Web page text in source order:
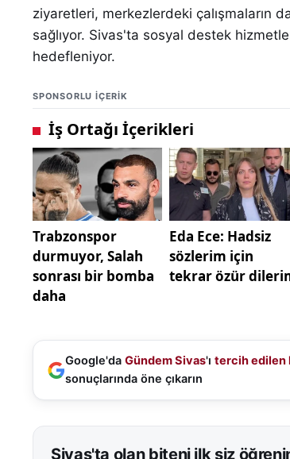
ziyaretleri, merkezlerdeki çalışmaların
sağlıyor. Sivas'ta sosyal destek
hedefleniyor.
SPONSORLU IÇERIK
Google'da Gündem Sivas'ı tercih edilen
sonuçlarında öne çıkarın
Sivas'ta olan biteni ilk siz